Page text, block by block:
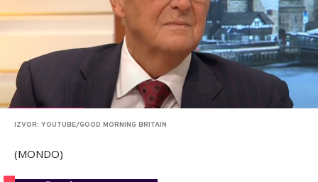
IZVOR: YOUTUBE/GOOD MORNING BRITAIN
(MONDO)